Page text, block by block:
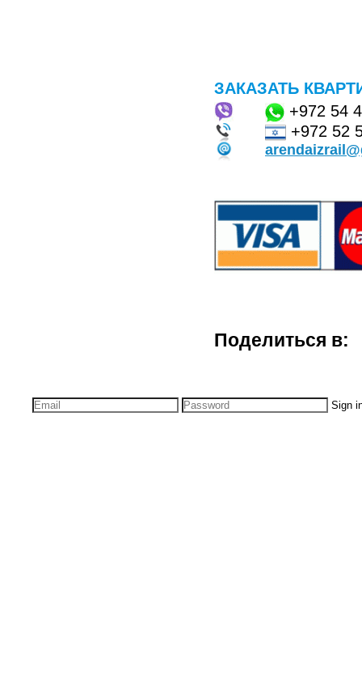
ЗАКАЗАТЬ
+972 54
+972 52
Поделиться в:
Sign